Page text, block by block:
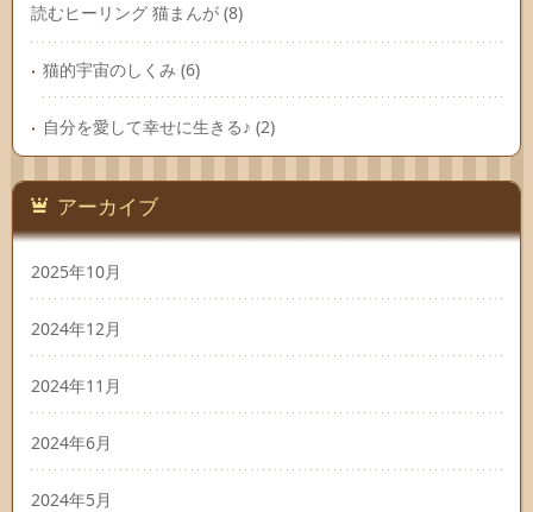
読むヒーリング 猫まんが (8)
猫的宇宙のしくみ (6)
自分を愛して幸せに生きる♪ (2)
アーカイブ
2025年10月
2024年12月
2024年11月
2024年6月
2024年5月